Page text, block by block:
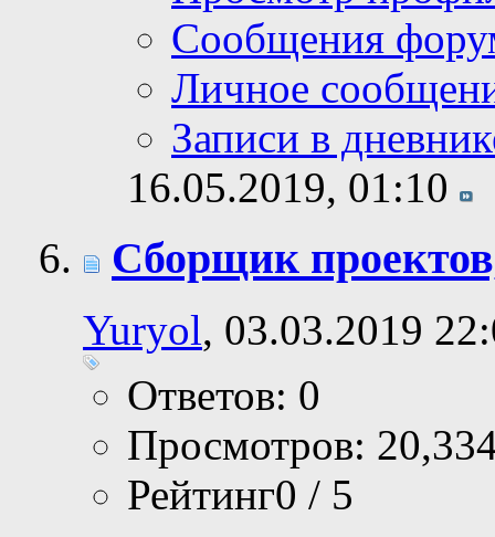
Сообщения
Личное
Записи в
16.05.2019, 01:10
Сборщик
Yuryol, 03.03.2019
Ответов: 0
Просмотров:
Рейтинг0 / 5